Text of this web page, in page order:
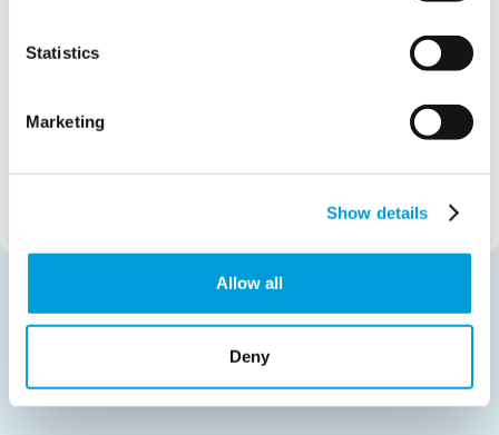
Statistics
Marketing
Show details
Allow all
Deny
cualquier lugar. Nuestro equipo de expertos
está preparado para encontrar la solución
Póngase en contacto